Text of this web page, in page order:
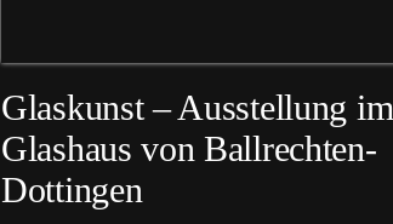
Glaskunst – Ausstellung im
Glashaus von Ballrechten-
Dottingen